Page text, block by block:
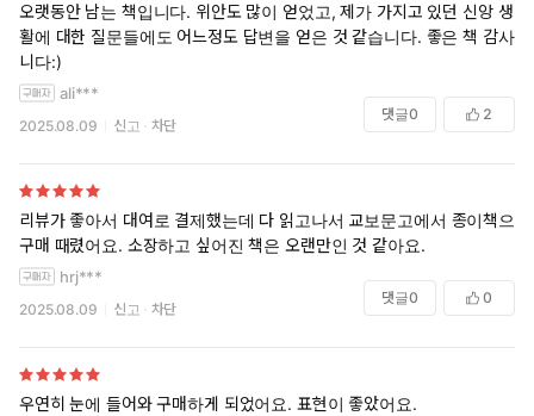
오랫동안 남는 책입니다. 위안도 많이 얻었고, 제가 가지고 있던 신앙 생
활에 대한 질문들에도 어느정도 답변을 얻은 것 같습니다. 좋은 책 감사합
니다:)
ali***
2025.08.09 신고 차단
댓글0 2
리뷰가 좋아서 대여로 결제했는데 다 읽고나서 교보문고에서 종이책으로
구매 때렸어요. 소장하고 싶어진 책은 오랜만인 것 같아요.
hrj***
2025.08.09 신고 차단
댓글0 0
우연히 눈에 들어와 구매하게 되었어요. 표현이 좋았어요.